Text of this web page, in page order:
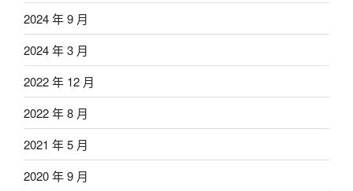
2024 年 9 月
2024 年 3 月
2022 年 12 月
2022 年 8 月
2021 年 5 月
2020 年 9 月